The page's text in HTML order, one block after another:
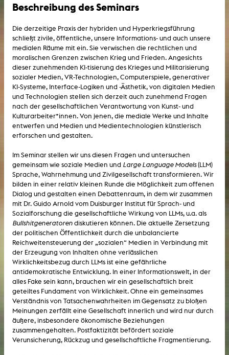
Beschreibung des Seminars
Die derzeitige Praxis der hybriden und Hyperkriegsführung
schließt zivile, öffentliche, unsere Informations- und auch unsere
medialen Räume mit ein. Sie verwischen die rechtlichen und
moralischen Grenzen zwischen Krieg und Frieden. Angesichts
dieser zunehmenden KI-tisierung des Krieges und Militarisierung
sozialer Medien, VR-Technologien, Computerspiele, generativer
KI-Systeme, Interface-Logiken und -Ästhetik, von digitalen Medien
und Technologien stellen sich derzeit auch zunehmend Fragen
nach der gesellschaftlichen Verantwortung von Kunst- und
Kulturarbeiter*innen. Von jenen, die mediale Werke und Inhalte
entwerfen und Medien und Medientechnologien künstlerisch
erforschen und gestalten.
Im Seminar stellen wir uns diesen Fragen und untersuchen
gemeinsam wie soziale Medien und Large Language Models(LLM)
Sprache, Wahrnehmung und Zivilgesellschaft transformieren. Wir
bilden in einer relativ kleinen Runde die Möglichkeit zum offenen
Dialog und gestalten einen Debattenraum, in dem wir zusammen
mit Dr. Guido Arnold vom Duisburger Institut für Sprach- und
Sozialforschung die gesellschaftliche Wirkung von LLMs, u.a. als
Bullshitgeneratoren diskutieren können. Die aktuelle Zersetzung
der politischen Öffentlichkeit durch die unbalancierte
Reichweitensteuerung der „sozialen“ Medien in Verbindung mit
der Erzeugung von Inhalten ohne verlässlichen
Wirklichkeitsbezug durch LLMs ist eine gefährliche
antidemokratische Entwicklung. In einer Informationswelt, in der
alles Fake sein kann, brauchen wir ein gesellschaftlich breit
geteiltes Fundament von Wirklichkeit. Ohne ein gemeinsames
Verständnis von Tatsachenwahrheiten im Gegensatz zu bloßen
Meinungen zerfällt eine Gesellschaft innerlich und wird nur durch
äußere, insbesondere ökonomische Beziehungen
zusammengehalten. Postfaktizität befördert soziale
Verunsicherung, Rückzug und gesellschaftliche Fragmentierung.